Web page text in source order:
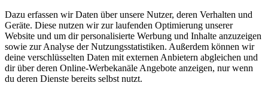
Dazu erfassen wir Daten über unsere Nutzer, deren Verhalten und
Geräte. Diese nutzen wir zur laufenden Optimierung unserer
Website und um dir personalisierte Werbung und Inhalte anzuzeigen
sowie zur Analyse der Nutzungsstatistiken. Außerdem können wir
deine verschlüsselten Daten mit externen Anbietern abgleichen und
dir über deren Online-Werbekanäle Angebote anzeigen, nur wenn
du deren Dienste bereits selbst nutzt.